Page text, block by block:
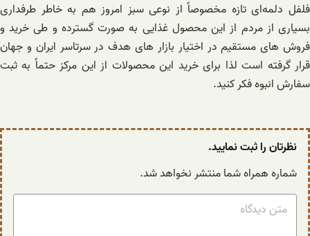
فلفل دلمه‌ای تازه مخصوصاً از نوعی سبز امروز هم به خاطر طرفداری
بسیاری از مردم از این محصول غذایی به صورت گسترده و طی خرید و
فروش های مستقیم در اختیار بازار های هدف در سرتاسر ایران و جهان
قرار گرفته است لذا برای خرید این محصولات از این مرکز حتماً به ثبت
سفارش انبوه فکر کنید.
نظرتان را ثبت نمایید.
شماره همراه شما منتشر نخواهد شد.